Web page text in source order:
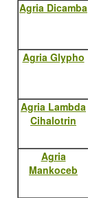
Agria Dicamba
Agria Glypho
Agria Lambda
Cihalotrin
Agria
Mankoceb